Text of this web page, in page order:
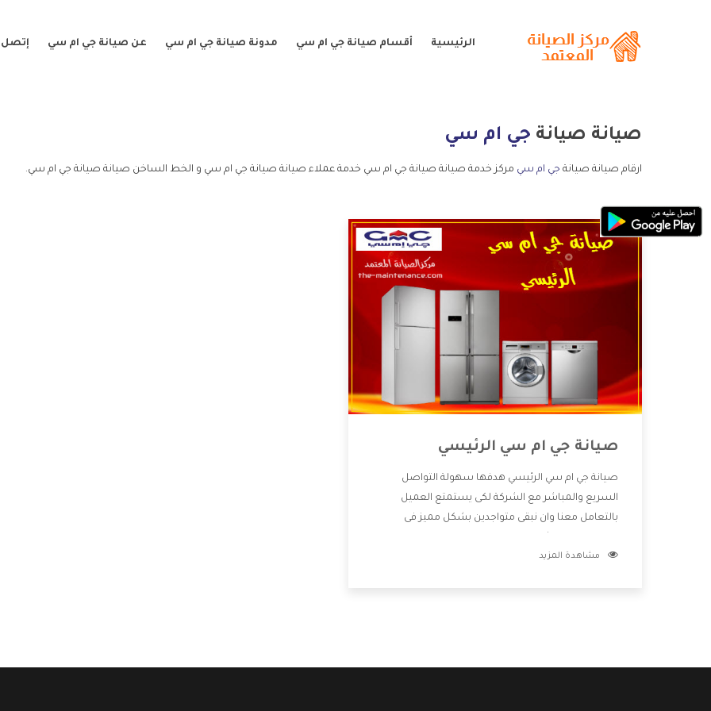
الرئيسية أقسام صيانة جي ام سي مدونة صيانة جي ام سي عن صيانة جي ام سي إتصل
صيانة صيانة جي ام سي
ارقام صيانة صيانة جي ام سي مركز خدمة صيانة صيانة جي ام سي خدمة عملاء صيانة صيانة جي ام سي و الخط الساخن صيانة صيانة جي ام سي.
صيانة جي ام سي الرئيسي
صيانة جي ام سي الرئيسي هدفها سهولة التواصل
السريع والمباشر مع الشركة لكى يستمتع العميل
بالتعامل معنا وان نبقى متواجدين بشكل مميز فى
للعميل وان يستمتع بالخدمات التى تنفرد الشركة بها
مشاهدة المزيد